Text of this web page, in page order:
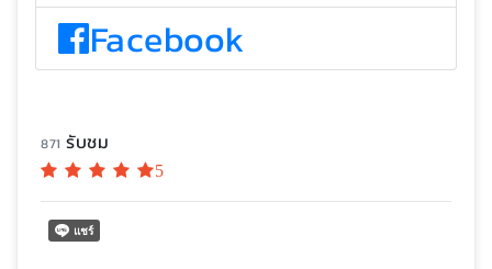
Facebook
871 รับชม
5